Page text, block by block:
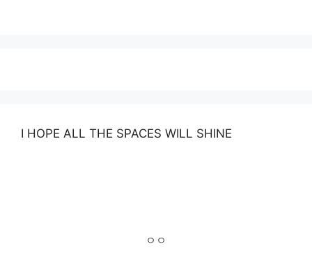
I HOPE ALL THE SPACES WILL SHINE
ㅇㅇ